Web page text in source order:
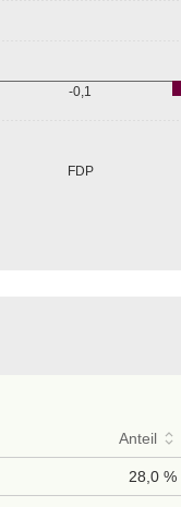
FDP
-0,1
Anteil
28,0 %